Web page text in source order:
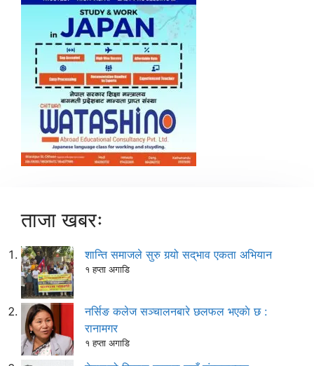
ताजा खबरः
शान्ति समाजले सुरु गर्‍यो सद्‌भाव एकता अभियान
१ हप्ता अगाडि
नर्सिङ कलेज सञ्चालनबारे छलफल भएकाे छ :
रानामगर
१ हप्ता अगाडि